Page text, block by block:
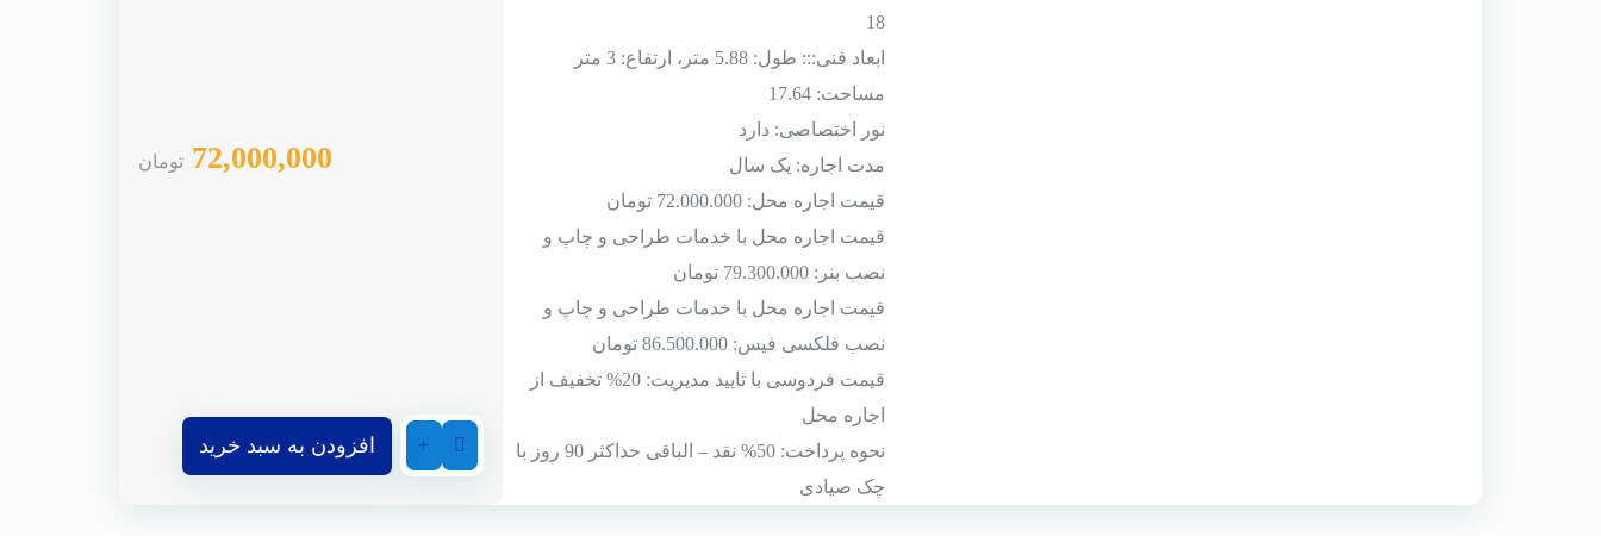
18
ابعاد فنی::: طول: 5.88 متر، ارتفاع: 3 متر
مساحت: 17.64
نور اختصاصی: دارد
مدت اجاره: یک سال
قیمت اجاره محل: 72.000.000 تومان
قیمت اجاره محل با خدمات طراحی و چاپ و
نصب بنر: 79.300.000 تومان
قیمت اجاره محل با خدمات طراحی و چاپ و
نصب فلکسی فیس: 86.500.000 تومان
قیمت فردوسی با تایید مدیریت: 20% تخفیف از
اجاره محل
نحوه پرداخت: 50% نقد – الباقی حداکثر 90 روز با
چک صیادی
72,000,000 تومان
افزودن به سبد خرید